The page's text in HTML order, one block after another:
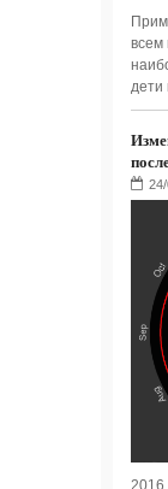
всем
дети
2016